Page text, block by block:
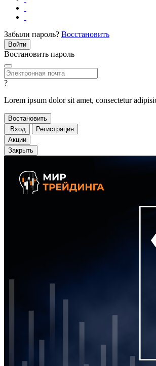
Забыли пароль? Восстановить
Востановить пароль
?
Lorem ipsum dolor sit amet, consectetur
Вход
Регистрация
Акции
Закрыть